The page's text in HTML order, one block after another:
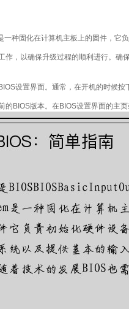
一种固化在计算机主板上的固件，它
作，以确保升级过程的顺利进行。
设置界面。通常，在开机的时候
的BIOS版本。在BIOS设置界面的主